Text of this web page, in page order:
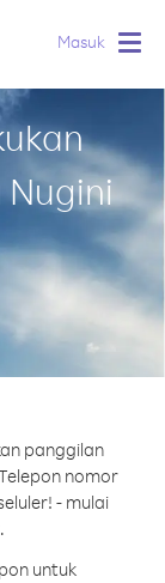
Masuk
Nugini
panggilan
nomor
- mulai
untuk